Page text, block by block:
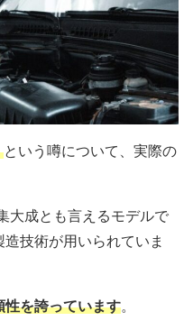
という噂について、実際の
大成とも言えるモデルで
技術が用いられていま
性を誇っています。